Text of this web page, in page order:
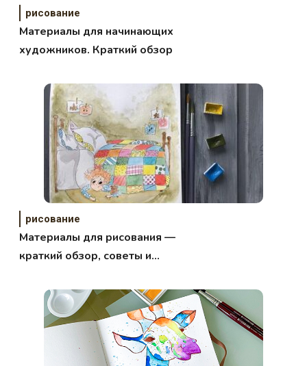
рисование
Материалы для начинающих
художников. Краткий обзор
рисование
Материалы для рисования —
краткий обзор, советы и